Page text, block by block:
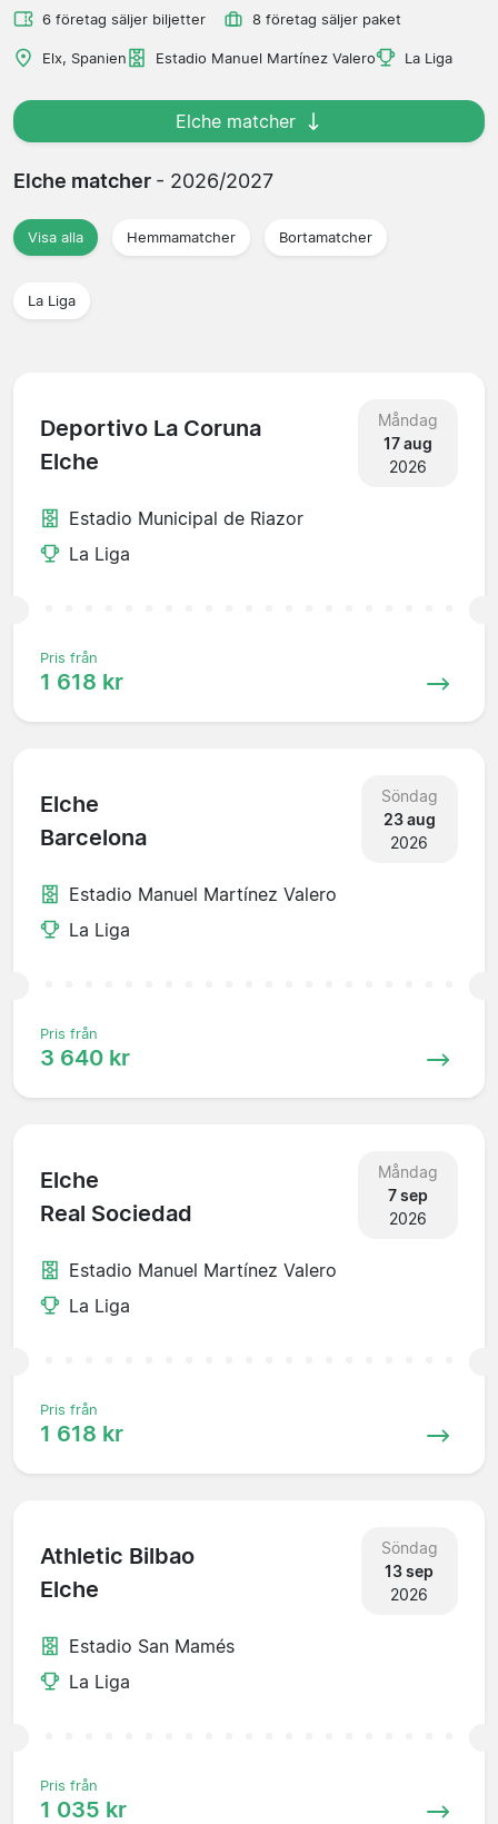
6 företag säljer biljetter 8 företag säljer paket
Elx, Spanien Estadio Manuel Martínez Valero La Liga
Elche matcher
Elche matcher - 2026/2027
Visa alla Hemmamatcher Bortamatcher
La Liga
Deportivo La Coruna
Elche
Måndag
17 aug
2026
Estadio Municipal de Riazor
La Liga
Pris från
1 618 kr
Elche
Barcelona
Söndag
23 aug
2026
Estadio Manuel Martínez Valero
La Liga
Pris från
3 640 kr
Elche
Real Sociedad
Måndag
7 sep
2026
Estadio Manuel Martínez Valero
La Liga
Pris från
1 618 kr
Athletic Bilbao
Elche
Söndag
13 sep
2026
Estadio San Mamés
La Liga
Pris från
1 035 kr